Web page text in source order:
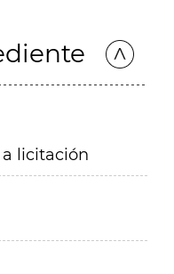
licitación